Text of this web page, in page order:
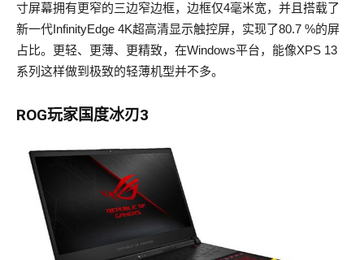
寸屏幕拥有更窄的三边窄边框，边框仅4毫米宽，并且搭载了
新一代InfinityEdge 4K超高清显示触控屏，实现了80.7 %的屏
占比。更轻、更薄、更精致，在Windows平台，能像XPS 13
系列这样做到极致的轻薄机型并不多。
ROG玩家国度冰刃3